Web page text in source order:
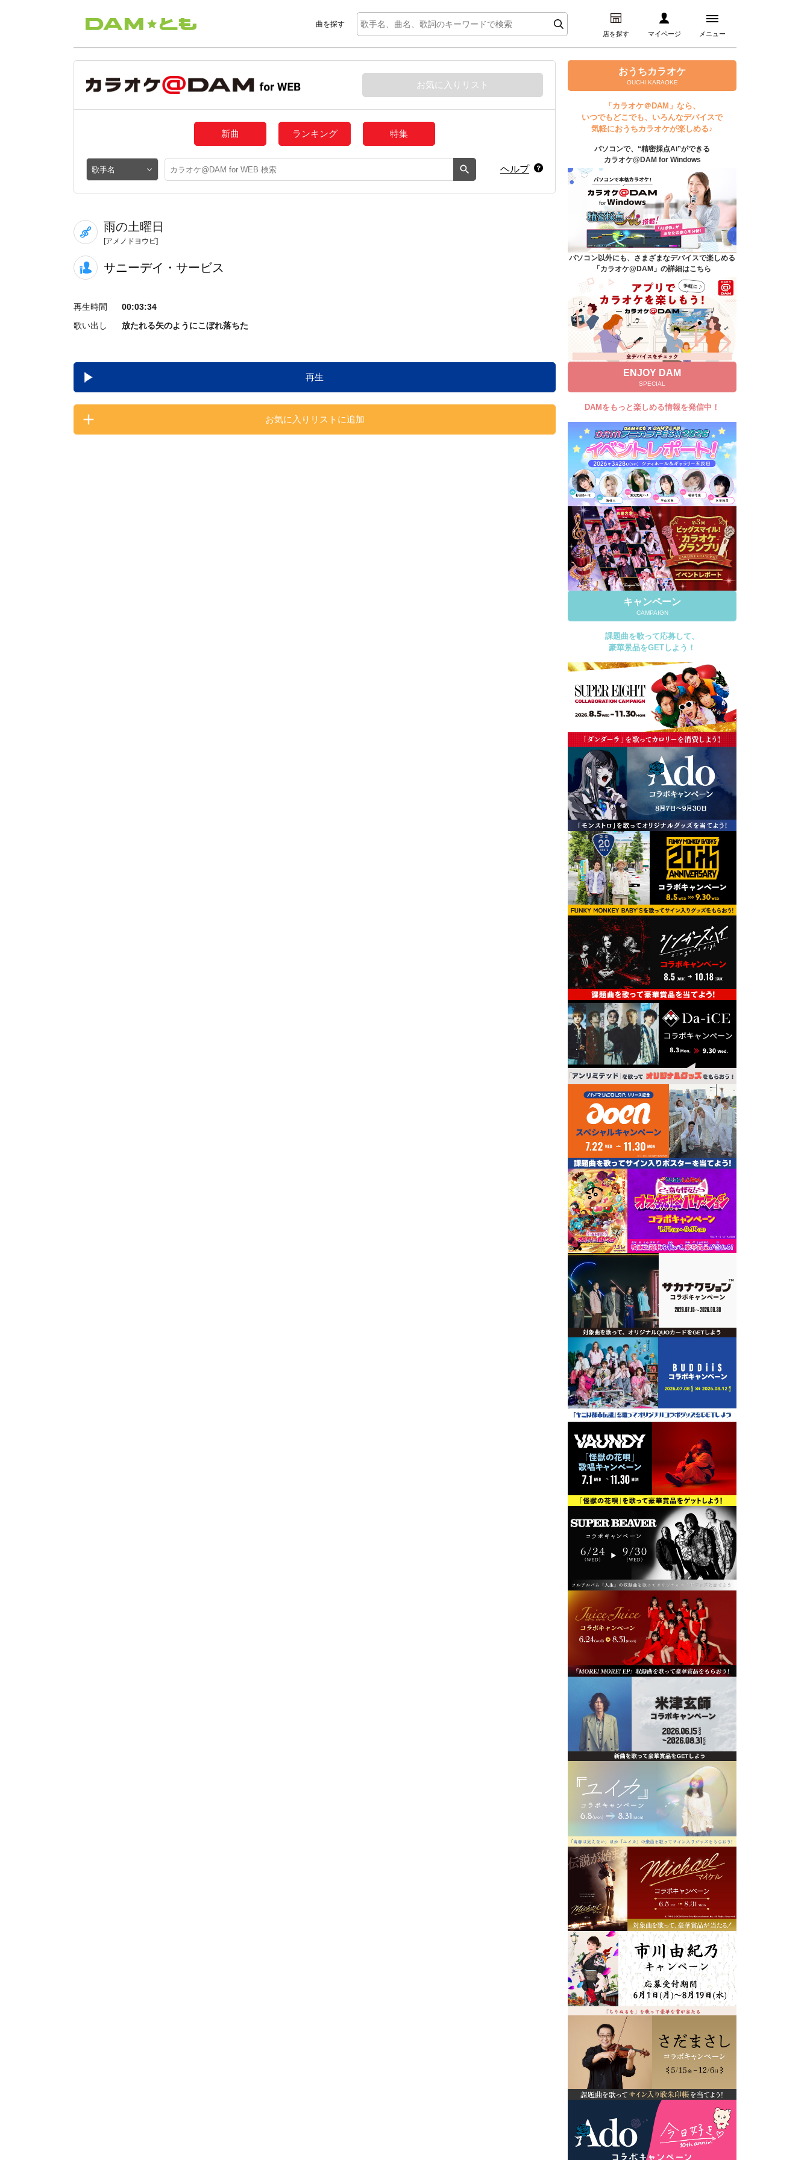
曲を探す
店を探す マイページ メニュー
ログイン
マイページ
プレミアムサービス
DAM★とも動画
DAM★とも録音
カラオケ＠DAM
ユーザー検索
キャンペーン
よくあるご質問
DAMの新曲・ランキングなど
カラオケ最新情報をチェック！
自宅でカラオケ歌い放題！
家族や友達と一緒に！練習にも！
お気に入りリスト
新曲 ランキング 特集
ヘルプ
雨の土曜日
[アメノドヨウビ]
サニーデイ・サービス
再生時間
00:03:34
歌い出し
放たれる矢のようにこぼれ落ちた
再生
お気に入りリストに追加
おうちカラオケ
OUCHI KARAOKE
「カラオケ＠DAM」なら、
いつでもどこでも、いろんなデバイスで
気軽におうちカラオケが楽しめる♪
パソコンで、“精密採点Ai”ができる
カラオケ@DAM for Windows
パソコン以外にも、さまざまなデバイスで楽しめる
「カラオケ@DAM」の詳細はこちら
ENJOY DAM
SPECIAL
DAMをもっと楽しめる情報を発信中！
キャンペーン
CAMPAIGN
課題曲を歌って応募して、
豪華景品をGETしよう！